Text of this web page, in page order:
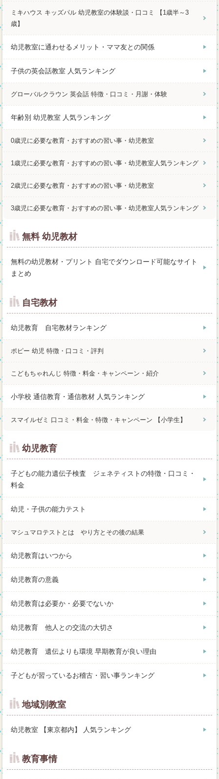
ミキハウス キッズパル 幼児教室の体験談・口コミ 【1歳半～3
歳】
幼児教室に通わせるメリット・ママ友との関係
子供の英会話教室 人気ランキング
グローバルクラウン 英会話 特徴・口コミ・月謝・体験
年齢別 幼児教室 人気ランキング
0歳児に必要な教育・おすすめの習い事・幼児教室
1歳児に必要な教育・おすすめの習い事・幼児教室人気ランキング
2歳児に必要な教育・おすすめの習い事・幼児教室
3歳児に必要な教育・おすすめの習い事・幼児教室人気ランキング
無料 幼児教材
無料の幼児教材・プリント 自宅でダウンロード可能なサイト
まとめ
自宅教材
幼児教育 自宅教材ランキング
ポピー 幼児 特徴・口コミ・評判
こどもちゃれんじ 特徴・料金・キャンペーン・紹介
小学校 通信教育・通信教材 人気ランキング
スマイルゼミ 口コミ・料金・特徴・キャンペーン 【小学生】
幼児教育
子どもの能力遺伝子検査 ジェネティストの特徴・口コミ・
料金
幼児・子供の能力テスト
マシュマロテストとは やり方とその後の結果
幼児教育はいつから
幼児教育の意義
幼児教育は必要か・必要でないか
幼児教育 他人との交流の大切さ
幼児教育 遺伝よりも環境 早期教育が良い理由
子どもが習っているお稽古・習い事ランキング
地域別教室
幼児教室 【東京都内】 人気ランキング
教育事情